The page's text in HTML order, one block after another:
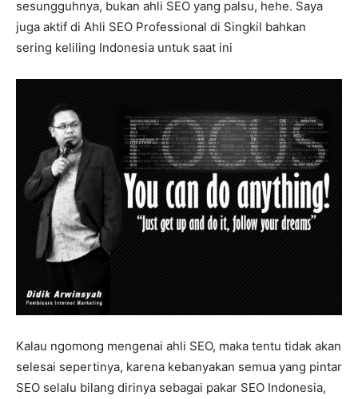
sesungguhnya, bukan ahli SEO yang palsu, hehe. Saya
juga aktif di Ahli SEO Professional di Singkil bahkan
sering keliling Indonesia untuk saat ini
Kalau ngomong mengenai ahli SEO, maka tentu tidak akan
selesai sepertinya, karena kebanyakan semua yang pintar
SEO selalu bilang dirinya sebagai pakar SEO Indonesia,